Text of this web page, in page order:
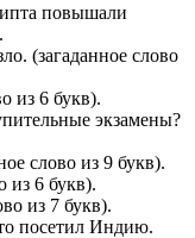
повышали
(загаданное слово
из 6 букв).
экзамены?
слово из 9 букв).
из 6 букв).
из 7 букв).
посетил Индию.